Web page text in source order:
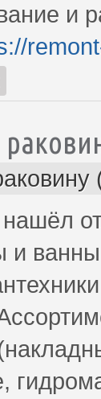
и
и